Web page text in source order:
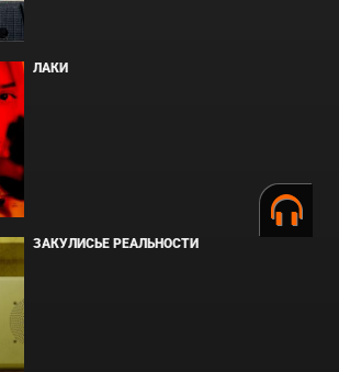
ЛАКИ
ЗАКУЛИСЬЕ РЕАЛЬНОСТИ